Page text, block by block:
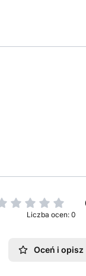
Liczba ocen: 0
Oceń i opisz